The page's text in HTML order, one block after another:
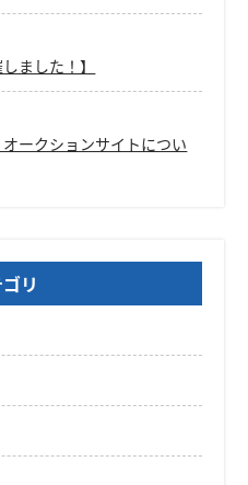
ました！】
ークションサイトについ
リ